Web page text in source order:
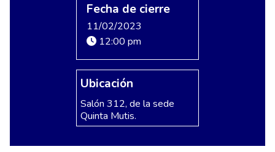
Fecha de cierre
11/02/2023
12:00 pm
Ubicación
Salón 312, de la sede
Quinta Mutis.